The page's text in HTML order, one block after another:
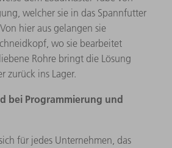
welcher sie in das Spannfutter
hier aus gelangen sie
wo sie bearbeitet
Rohre bringt die Lösung
zurück ins Lager.
bei Programmierung und
für jedes Unternehmen, das